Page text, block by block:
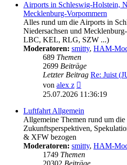
Airports in Schleswig-Holstein,
Mecklenburg-Vorpommern
Alles rund um die Airports in
Niedersachsen und
LBC, KEL, RLG, SZW ...)
Moderatoren: smitty, HAM-
689 Themen
2699 Beiträge
Letzter Beitrag Re: Juist
von alex z
Beitrag
25.07.2026 11:36:19
Luftfahrt Allgemein
Allgemeine Themen rund um
Zukunftsperspektiven,
& XFW bezogen
Moderatoren: smitty, HAM-
1749 Themen